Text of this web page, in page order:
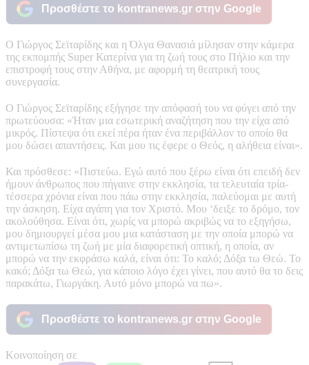
Προσθέστε το kontranews.gr στην Google
Ο Γιώργος Σεϊταρίδης και η Όλγα Θανασιά μίλησαν στην κάμερα
της εκπομπής Super Κατερίνα για τη ζωή τους στο Πήλιο και την
επιστροφή τους στην Αθήνα, με αφορμή τη θεατρική τους
συνεργασία.
Ο Γιώργος Σεϊταρίδης εξήγησε την απόφασή του να φύγει από την
πρωτεύουσα: «Ήταν μια εσωτερική αναζήτηση που την είχα από
μικρός. Πίστεψα ότι εκεί πέρα ήταν ένα περιβάλλον το οποίο θα
μου δώσει απαντήσεις. Και μου τις έφερε ο Θεός, η αλήθεια είναι».
Και πρόσθεσε: «Πιστεύω. Εγώ αυτό που ξέρω είναι ότι επειδή δεν
ήμουν άνθρωπος που πήγαινε στην εκκλησία, τα τελευταία τρία-
τέσσερα χρόνια είναι που πάω στην εκκλησία, παλεύομαι με αυτή
την άσκηση. Είχα αγάπη για τον Χριστό. Μου ‘δειξε το δρόμο, τον
ακολούθησα. Είναι ότι, χωρίς να μπορώ ακριβώς να το εξηγήσω,
μου δημιουργεί μέσα μου μια κατάσταση με την οποία μπορώ να
αντιμετωπίσω τη ζωή με μία διαφορετική οπτική, η οποία, αν
μπορώ να την εκφράσω καλά, είναι ότι: Το καλό; Δόξα τω Θεώ. Το
κακό; Δόξα τω Θεώ, για κάποιο λόγο έχει γίνει, που αυτό θα το δεις
παρακάτω, Γιωργάκη. Αυτό μόνο μπορώ να πω».
Προσθέστε το kontranews.gr στην Google
Κοινοποίηση σε